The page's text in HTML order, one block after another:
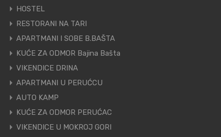
HOSTEL
RESTORANI NA TARI
APARTMANI I SOBE B.BAŠTA
KUĆE ZA ODMOR Bajina Bašta
VIKENDICE DRINA
APARTMANI U PERUĆCU
AUTO KAMP
KUĆE ZA ODMOR PERUĆAC
VIKENDICE U MOKROJ GORI